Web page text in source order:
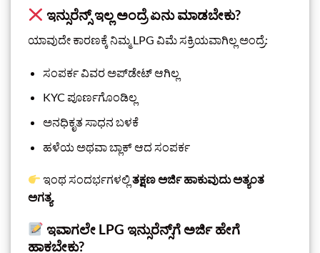
ಇನ್ಸುರೆನ್ಸ್ ಇಲ್ಲ ಅಂದ್ರೆ ಏನು ಮಾಡಬೇಕು?
ಯಾವುದೇ ಕಾರಣಕ್ಕೆ ನಿಮ್ಮ LPG ವಿಮೆ ಸಕ್ರಿಯವಾಗಿಲ್ಲ ಅಂದ್ರೆ:
ಸಂಪರ್ಕ ವಿವರ ಅಪ್‌ಡೇಟ್ ಆಗಿಲ್ಲ
KYC ಪೂರ್ಣಗೊಂಡಿಲ್ಲ
ಅನಧಿಕೃತ ಸಾಧನ ಬಳಕೆ
ಹಳೆಯ ಅಥವಾ ಬ್ಲಾಕ್ ಆದ ಸಂಪರ್ಕ
ಇಂಥ ಸಂದರ್ಭಗಳಲ್ಲಿತಕ್ಷಣ ಅರ್ಜಿ ಹಾಕುವುದು ಅತ್ಯಂತ
ಅಗತ್ಯ.
ಇವಾಗಲೇ LPG ಇನ್ಸುರೆನ್ಸ್‌ಗೆ ಅರ್ಜಿ ಹೇಗೆ
ಹಾಕಬೇಕು?